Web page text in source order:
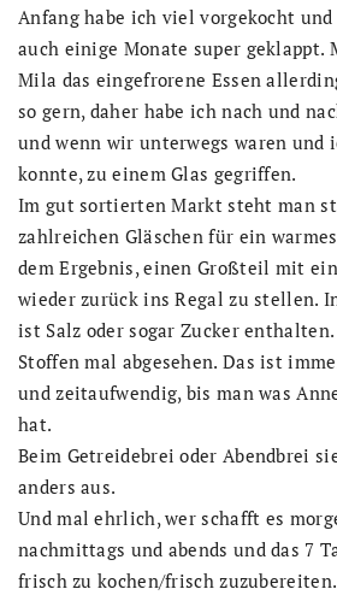
Anfang habe ich viel vorgekocht
auch einige Monate super
Mila das eingefrorene Essen
so gern, daher habe ich nach und
und wenn wir unterwegs waren und
konnte, zu einem Glas gegriffen.
Im gut sortierten Markt steht man
zahlreichen Gläschen für ein
dem Ergebnis, einen Großteil mit
wieder zurück ins Regal zu stellen.
ist Salz oder sogar Zucker
Stoffen mal abgesehen. Das ist
und zeitaufwendig, bis man was
hat.
Beim Getreidebrei oder Abendbrei
anders aus.
Und mal ehrlich, wer schafft es
nachmittags und abends und das 7
frisch zu kochen/frisch